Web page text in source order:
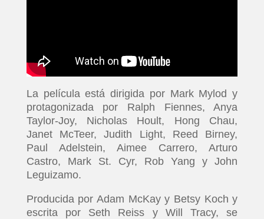
La película está dirigida por Mark Mylod y
protagonizada por Ralph Fiennes, Anya
Taylor-Joy, Nicholas Hoult, Hong Chau,
Janet McTeer, Judith Light, Reed Birney,
Paul Adelstein, Aimee Carrero, Arturo
Castro, Mark St. Cyr, Rob Yang y John
Leguizamo.
Producida por Adam McKay y Betsy Koch y
escrita por Seth Reiss y Will Tracy, se